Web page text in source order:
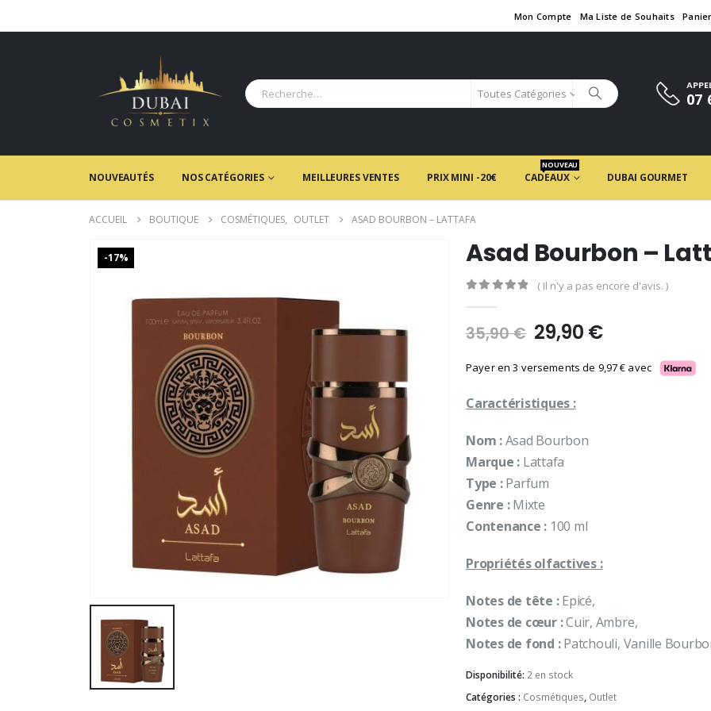
Mon Compte Ma Liste de Souhaits
Toutes Catégories 07
NOUVEAUTÉS NOS CATÉGORIES MEILLEURES VENTES PRIX MINI -20€ CADEAUX
NOUVEAU
DUBAI GOURMET
ACCUEIL BOUTIQUE COSMÉTIQUES, OUTLET ASAD BOURBON – LATTAFA
-17% Asad Bourbon –
( Il n'y a pas encore d'avis. )
35,90€ Le
prix
initial
35,90 €.
29,90 €Le
actuel
Payer en 3 versements de 9,97€ avec
Caractéristiques :
Nom :Asad Bourbon
Marque : Lattafa
Type :Parfum
Genre :Mixte
Contenance : 100 ml
Propriétés olfactives :
Notes de tête :Epicé,
Notes de cœur :Cuir, Ambre,
Notes de fond :Patchouli, Vanille
Disponibilité: 2 en stock
Catégories : Cosmétiques, Outlet